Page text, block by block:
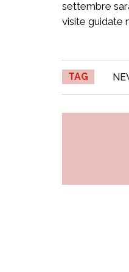
settembre
visite guidate
TAG